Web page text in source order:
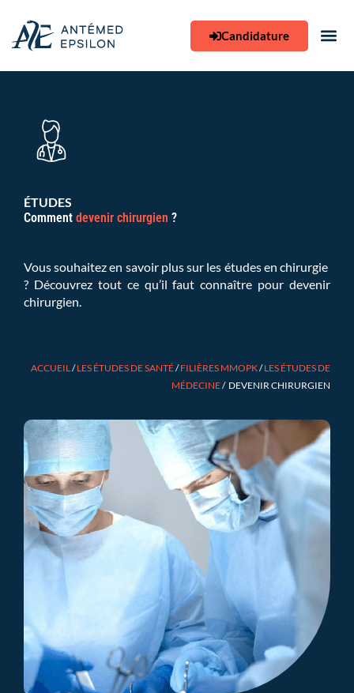
contenu
Candidature
ÉTUDES
Comment devenir chirurgien ?
Vous souhaitez en savoir plus sur les études en chirurgie
? Découvrez tout ce qu’il faut connaître pour devenir
chirurgien.
ACCUEIL/LES ÉTUDES DE SANTÉ/FILIÈRES MMOPK/LES ÉTUDES DE
MÉDECINE/ DEVENIR CHIRURGIEN